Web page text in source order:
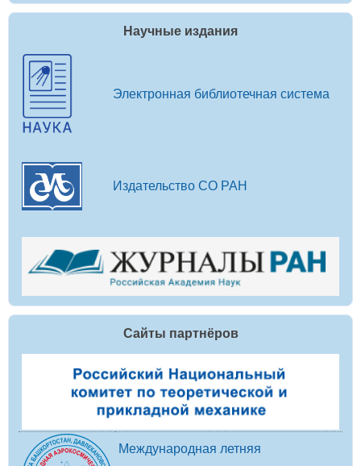
Научные издания
Электронная библиотечная система
Издательство СО РАН
Сайты партнёров
Международная летняя